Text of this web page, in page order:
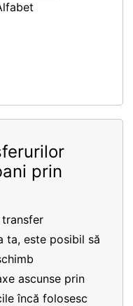
prin
ta, este posibil să
ascunse prin
încă folosesc